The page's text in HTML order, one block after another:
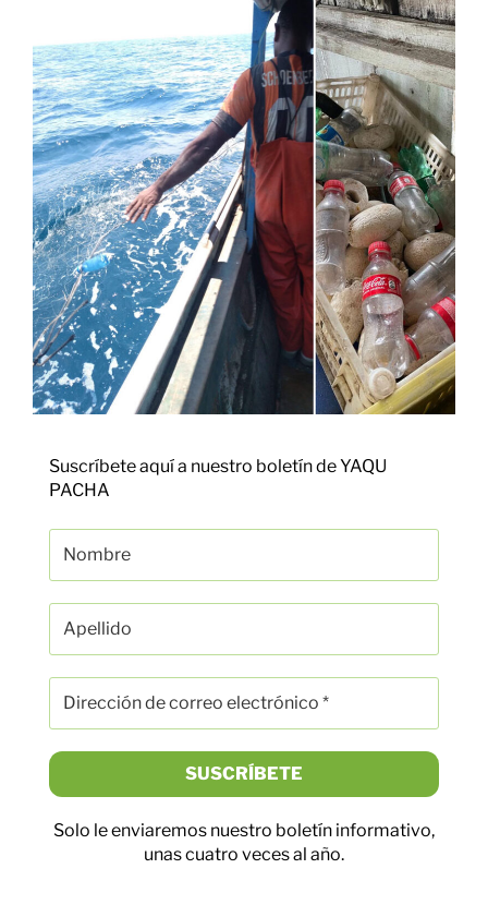
Suscríbete aquí a nuestro boletín de YAQU
PACHA
Solo le enviaremos nuestro boletín informativo,
unas cuatro veces al año.